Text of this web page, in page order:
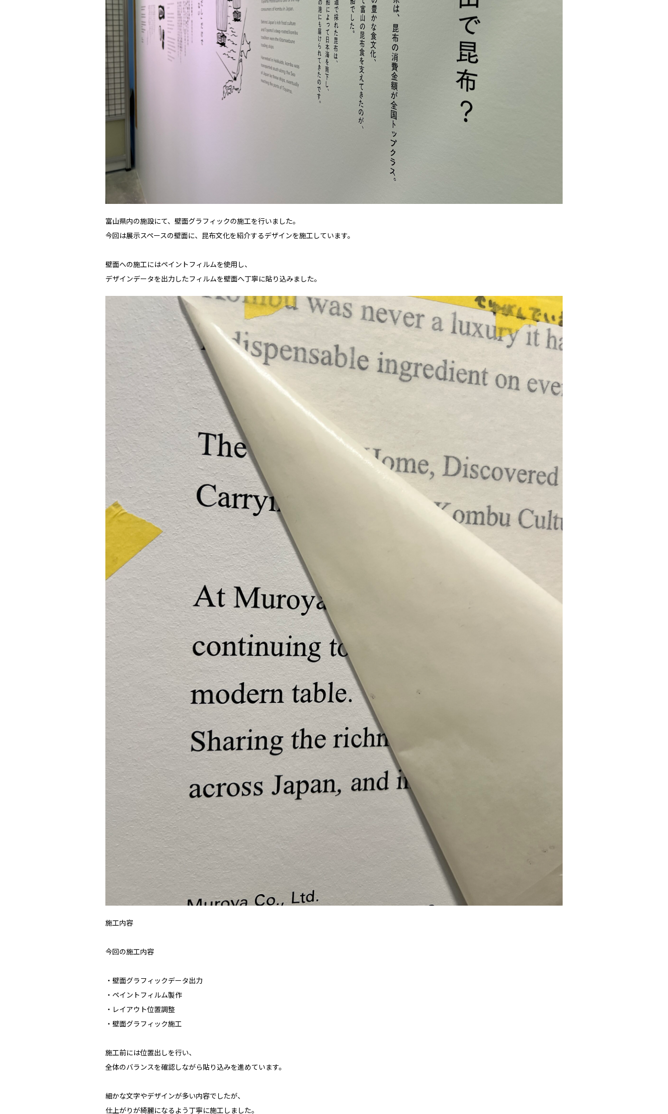
富山県内の施設にて、壁面グラフィックの施工を行いました。
今回は展示スペースの壁面に、昆布文化を紹介するデザインを施工しています。
壁面への施工にはペイントフィルムを使用し、
デザインデータを出力したフィルムを壁面へ丁寧に貼り込みました。
施工内容
今回の施工内容
・壁面グラフィックデータ出力
・ペイントフィルム製作
・レイアウト位置調整
・壁面グラフィック施工
施工前には位置出しを行い、
全体のバランスを確認しながら貼り込みを進めています。
細かな文字やデザインが多い内容でしたが、
仕上がりが綺麗になるよう丁寧に施工しました。